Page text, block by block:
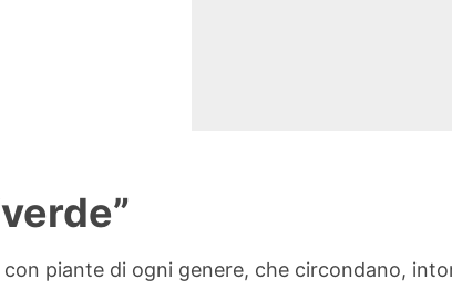
piante di ogni genere, che circondano,